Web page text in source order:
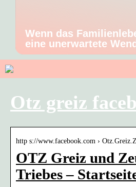
Wenn das
eine unerwartete
Otz greiz
http s://www.facebook.com ›
OTZ Greiz und
Triebes –